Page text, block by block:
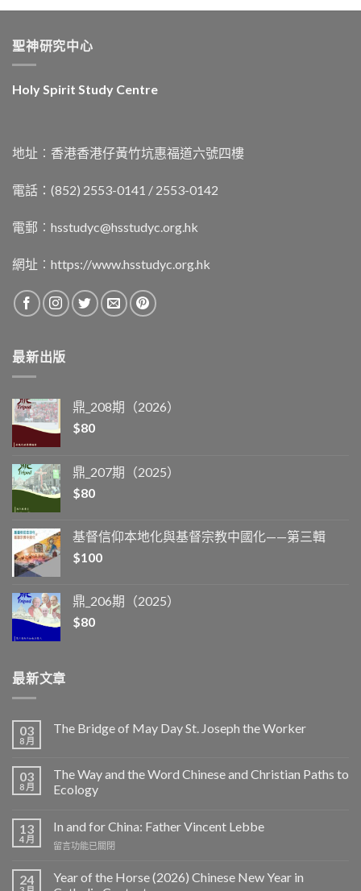
聖神研究中心
Holy Spirit Study Centre
地址︰香港香港仔黃竹坑惠福道六號四樓
電話：(852) 2553-0141 / 2553-0142
電郵︰ hsstudyc@hsstudyc.org.hk
網址︰ https://www.hsstudyc.org.hk
最新出版
鼎_208期（2026）
$80
鼎_207期（2025）
$80
基督信仰本地化與基督宗教中國化——第三輯
$100
鼎_206期（2025）
$80
最新文章
03
8 月
The Bridge of May Day St. Joseph the Worker
03
8 月
The Way and the Word Chinese and Christian Paths to
Ecology
13
4 月
In and for China: Father Vincent Lebbe
在
and
for
留言功能已關閉
24
Year of the Horse (2026) Chinese New Year in